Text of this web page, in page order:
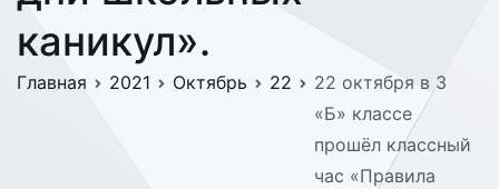
каникул».
Главная 2021 Октябрь 22
22 октября в 3
«Б» классе
прошёл классный
час «Правила